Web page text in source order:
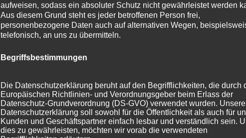
aufweisen, sodass ein absoluter Schutz nicht gewährleistet werden
Aus diesem Grund steht es jeder betroffenen Person frei,
personenbezogene Daten auch auf alternativen Wegen,
telefonisch, an uns zu übermitteln.
Begriffsbestimmungen
Die Datenschutzerklärung beruht auf den Begrifflichkeiten, die durch
Europäischen Richtlinien- und Verordnungsgeber beim Erlass der
Datenschutz-Grundverordnung (DS-GVO) verwendet wurden. Unsere
Datenschutzerklärung soll sowohl für die Öffentlichkeit als auch für
Kunden und Geschäftspartner einfach lesbar und verständlich sein.
dies zu gewährleisten, möchten wir vorab die verwendeten